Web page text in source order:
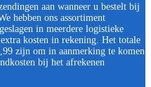
aan wanneer u bestelt bij
hebben ons assortiment
in meerdere logistieke
kosten in rekening. Het totale
zijn om in aanmerking te komen
bij het afrekenen